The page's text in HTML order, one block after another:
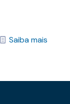
Saiba mais